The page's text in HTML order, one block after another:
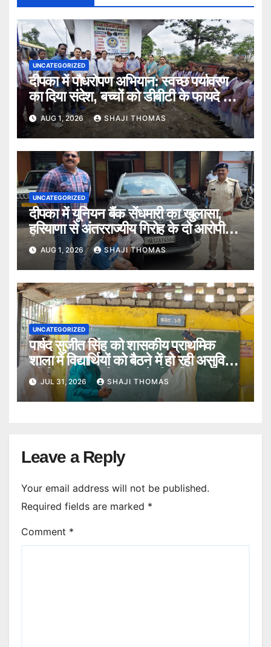
UNCATEGORIZED
दीपका में पौधरोपण अभियान: स्वच्छ पर्यावरण
का दिया संदेश, बच्चों को डीबीटी के फायदे भी
बताए।
AUG 1, 2026 SHAJI THOMAS
UNCATEGORIZED
दीपका में यूनियन बैंक सेंधमारी का खुलासा,
हरियाणा से अंतरराज्यीय गिरोह के दो आरोपी
गिरफ्तार।
AUG 1, 2026 SHAJI THOMAS
UNCATEGORIZED
पार्षद सुजीत सिंह को शासकीय प्राथमिक
शाला में विद्यार्थियों को बैठने में हो रही असुविधा
की शिकायत पर विद्यालय के स्थिति का
निरीक्षण किया।
JUL 31, 2026 SHAJI THOMAS
Leave a Reply
Your email address will not be published.
Required fields are marked *
Comment *